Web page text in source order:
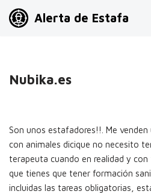
Alerta de Estafa
Nubika.es
Son unos estafadores!!. Me
con animales dicique no necesito
terapeuta cuando en realidad y con
que tienes que tener formación
incluidas las tareas obligatorias,